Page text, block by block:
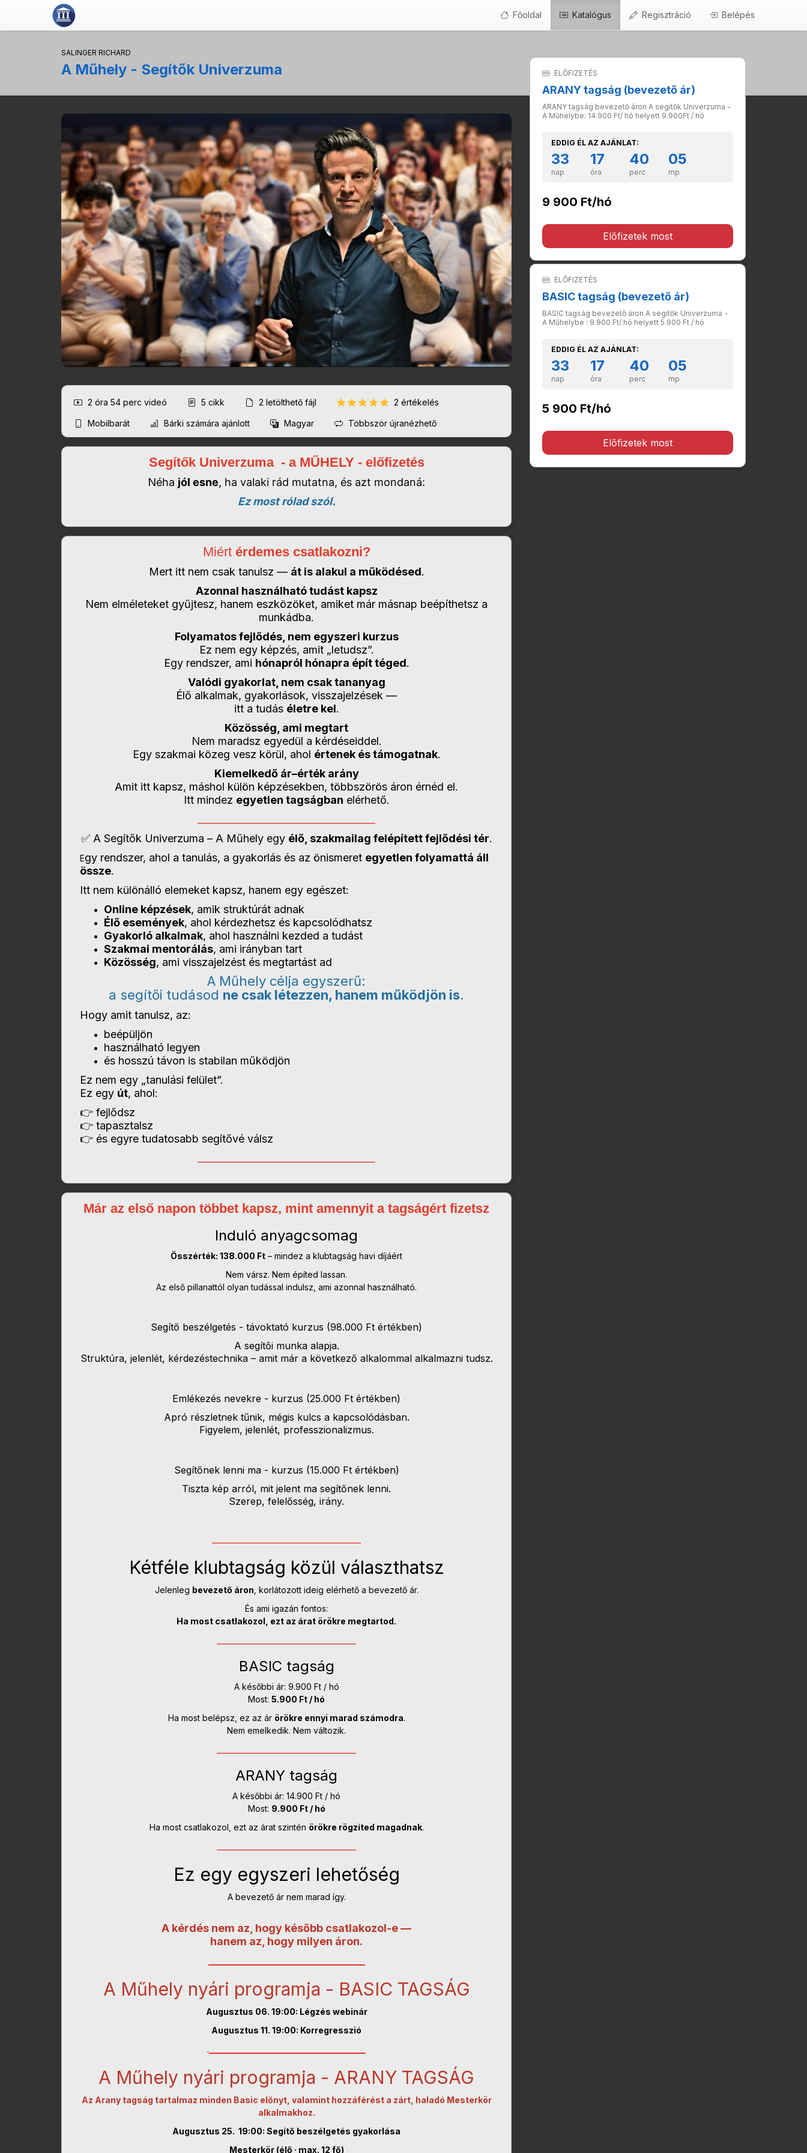
Főoldal Katalógus Regisztráció Belépés
SALINGER RICHARD
A Műhely - Segítők Univerzuma
2 óra 54 perc videó 5 cikk 2 letölthető fájl 2 értékelés
Mobilbarát Bárki számára ajánlott Magyar Többször újranézhető
Segítők Univerzuma - a MŰHELY - előfizetés
Néha jól esne, ha valaki rád mutatna, és azt mondaná:
Ez most rólad szól.
Miért érdemes csatlakozni?
Mert itt nem csak tanulsz — át is alakul a működésed.
Azonnal használható tudást kapsz
Nem elméleteket gyűjtesz, hanem eszközöket, amiket már másnap beépíthetsz a
munkádba.
Folyamatos fejlődés, nem egyszeri kurzus
Ez nem egy képzés, amit „letudsz”.
Egy rendszer, ami hónapról hónapra épít téged.
Valódi gyakorlat, nem csak tananyag
Élő alkalmak, gyakorlások, visszajelzések —
itt a tudás életre kel.
Közösség, ami megtart
Nem maradsz egyedül a kérdéseiddel.
Egy szakmai közeg vesz körül, ahol értenek és támogatnak.
Kiemelkedő ár–érték arány
Amit itt kapsz, máshol külön képzésekben, többszörös áron érnéd el.
Itt mindez egyetlen tagságban elérhető.
✅ A Segítők Univerzuma – A Műhely egy élő, szakmailag felépített fejlődési tér.
Egy rendszer, ahol a tanulás, a gyakorlás és az önismeret egyetlen folyamattá áll
össze.
Itt nem különálló elemeket kapsz, hanem egy egészet:
Online képzések, amik struktúrát adnak
Élő események, ahol kérdezhetsz és kapcsolódhatsz
Gyakorló alkalmak, ahol használni kezded a tudást
Szakmai mentorálás, ami irányban tart
Közösség, ami visszajelzést és megtartást ad
A Műhely célja egyszerű:
a segítői tudásod ne csak létezzen, hanem működjön is.
Hogy amit tanulsz, az:
beépüljön
használható legyen
és hosszú távon is stabilan működjön
Ez nem egy „tanulási felület”.
Ez egy út, ahol:
👉 fejlődsz
👉 tapasztalsz
👉 és egyre tudatosabb segítővé válsz
Már az első napon többet kapsz, mint amennyit a tagságért fizetsz
Induló anyagcsomag
Összérték: 138.000 Ft – mindez a klubtagság havi díjáért
Nem vársz. Nem építed lassan.
Az első pillanattól olyan tudással indulsz, ami azonnal használható.
Segítő beszélgetés - távoktató kurzus (98.000 Ft értékben)
A segítői munka alapja.
Struktúra, jelenlét, kérdezéstechnika – amit már a következő alkalommal alkalmazni tudsz.
Emlékezés nevekre - kurzus (25.000 Ft értékben)
Apró részletnek tűnik, mégis kulcs a kapcsolódásban.
Figyelem, jelenlét, professzionalizmus.
Segítőnek lenni ma - kurzus (15.000 Ft értékben)
Tiszta kép arról, mit jelent ma segítőnek lenni.
Szerep, felelősség, irány.
Kétféle klubtagság közül választhatsz
Jelenleg bevezető áron , korlátozott ideig elérhető a bevezető ár.
És ami igazán fontos:
Ha most csatlakozol, ezt az árat örökre megtartod.
BASIC tagság
A későbbi ár: 9.900 Ft / hó
Most: 5.900 Ft / hó
Ha most belépsz, ez az ár örökre ennyi marad számodra.
Nem emelkedik. Nem változik.
ARANY tagság
A későbbi ár: 14.900 Ft / hó
Most: 9.900 Ft / hó
Ha most csatlakozol, ezt az árat szintén örökre rögzíted magadnak.
Ez egy egyszeri lehetőség
A bevezető ár nem marad így.
A kérdés nem az, hogy később csatlakozol-e —
hanem az, hogy milyen áron.
A Műhely nyári programja - BASIC TAGSÁG
Augusztus 06. 19:00: Légzés webinár
Augusztus 11. 19:00: Korregresszió
.
A Műhely nyári programja - ARANY TAGSÁG
Az Arany tagság tartalmaz minden Basic előnyt, valamint hozzáférést a zárt, haladó Mesterkör
alkalmakhoz.
Augusztus 25. 19:00: Segítő beszélgetés gyakorlása
Mesterkör (élő · max. 12 fő)
ELŐFIZETÉS
ARANY tagság (bevezető ár)
ARANY tagság bevezető áron A segítők Univerzuma -
A Műhelybe: 14.900 Ft/ hó helyett 9.900Ft / hó
EDDIG ÉL AZ AJÁNLAT:
33 17 40 04
nap óra perc mp
9 900 Ft/hó
Előfizetek most
ELŐFIZETÉS
BASIC tagság (bevezető ár)
BASIC tagság bevezető áron A segítők Univerzuma -
A Műhelybe : 9.900 Ft/ hó helyett 5.900 Ft / hó
EDDIG ÉL AZ AJÁNLAT:
33 17 40 04
nap óra perc mp
5 900 Ft/hó
Előfizetek most